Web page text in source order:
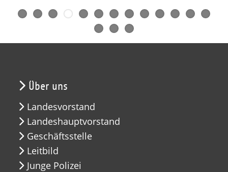
Über uns
Landesvorstand
Landeshauptvorstand
Geschäftsstelle
Leitbild
Junge Polizei